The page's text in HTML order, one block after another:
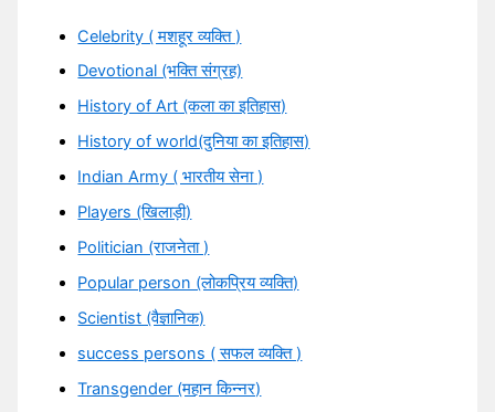
Celebrity ( मशहूर व्यक्ति )
Devotional (भक्ति संग्रह)
History of Art (कला का इतिहास)
History of world(दुनिया का इतिहास)
Indian Army ( भारतीय सेना )
Players (खिलाड़ी)
Politician (राजनेता )
Popular person (लोकप्रिय व्यक्ति)
Scientist (वैज्ञानिक)
success persons ( सफल व्यक्ति )
Transgender (महान किन्नर)